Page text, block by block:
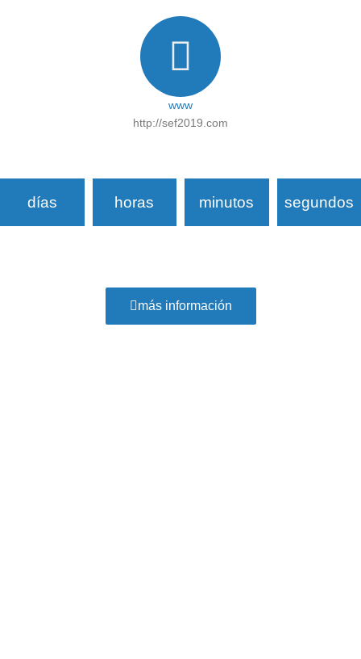
www
http://sef2019.com
días horas minutos segundos
más información